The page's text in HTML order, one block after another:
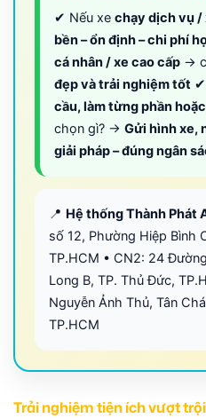
✔ Nếu xe chạy dịch vụ /
bền – ổn định – chi phí
cá nhân / xe cao cấp →
đẹp và trải nghiệm tốt ✔
cầu, làm từng phần
chọn gì? → Gửi hình xe,
giải pháp – đúng ngân
📍 Hệ thống Thành Phát
số 12, Phường Hiệp Bình
TP.HCM • CN2: 24
Long B, TP. Thủ Đức,
Nguyễn Ảnh Thủ, Tân
TP.HCM
Trải nghiệm tiện ích vượt